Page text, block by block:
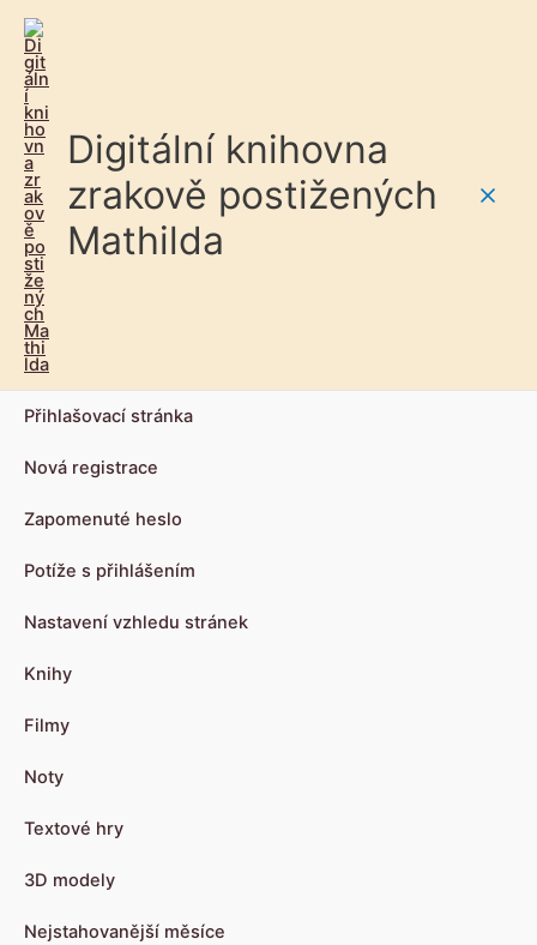
Digitální knihovna
zrakově postižených
Mathilda
Přihlašovací stránka
Nová registrace
Zapomenuté heslo
Potíže s přihlášením
Nastavení vzhledu stránek
Knihy
Filmy
Noty
Textové hry
3D modely
Nejstahovanější měsíce